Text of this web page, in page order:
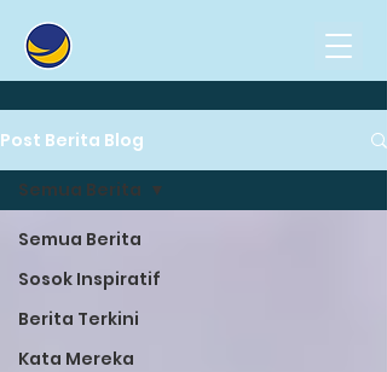
Post Berita Blog
Semua Berita
Sosok Inspiratif
Berita Terkini
Kata Mereka
Semua Berita